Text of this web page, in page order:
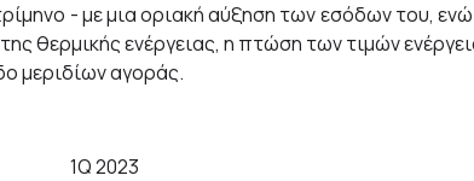
- με μια οριακή αύξηση των εσόδων του,
θερμικής ενέργειας, η πτώση των τιμών
μεριδίων αγοράς.
1Q 2023